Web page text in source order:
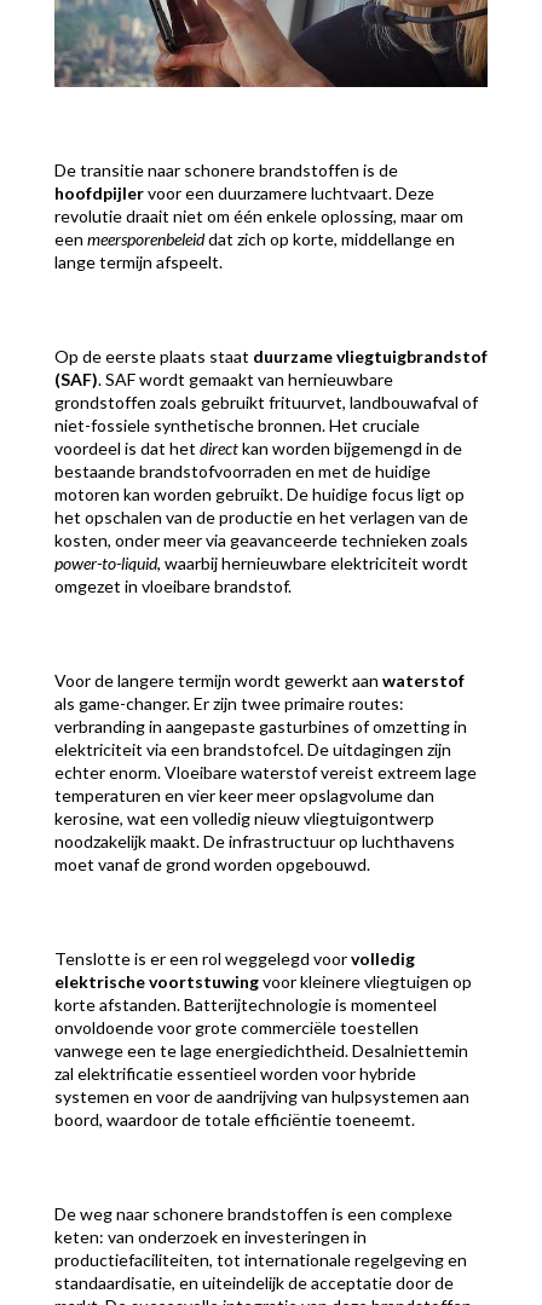
De transitie naar schonere brandstoffen is de
hoofdpijlervoor een duurzamere luchtvaart. Deze
revolutie draait niet om één enkele oplossing, maar om
een meersporenbeleiddat zich op korte, middellange en
lange termijn afspeelt.
Op de eerste plaats staat duurzame vliegtuigbrandstof
(SAF). SAF wordt gemaakt van hernieuwbare
grondstoffen zoals gebruikt frituurvet, landbouwafval of
niet-fossiele synthetische bronnen. Het cruciale
voordeel is dat het directkan worden bijgemengd in de
bestaande brandstofvoorraden en met de huidige
motoren kan worden gebruikt. De huidige focus ligt op
het opschalen van de productie en het verlagen van de
kosten, onder meer via geavanceerde technieken zoals
power-to-liquid, waarbij hernieuwbare elektriciteit wordt
omgezet in vloeibare brandstof.
Voor de langere termijn wordt gewerkt aan waterstof
als game-changer. Er zijn twee primaire routes:
verbranding in aangepaste gasturbines of omzetting in
elektriciteit via een brandstofcel. De uitdagingen zijn
echter enorm. Vloeibare waterstof vereist extreem lage
temperaturen en vier keer meer opslagvolume dan
kerosine, wat een volledig nieuw vliegtuigontwerp
noodzakelijk maakt. De infrastructuur op luchthavens
moet vanaf de grond worden opgebouwd.
Tenslotte is er een rol weggelegd voorvolledig
elektrische voortstuwingvoor kleinere vliegtuigen op
korte afstanden. Batterijtechnologie is momenteel
onvoldoende voor grote commerciële toestellen
vanwege een te lage energiedichtheid. Desalniettemin
zal elektrificatie essentieel worden voor hybride
systemen en voor de aandrijving van hulpsystemen aan
boord, waardoor de totale efficiëntie toeneemt.
De weg naar schonere brandstoffen is een complexe
keten: van onderzoek en investeringen in
productiefaciliteiten, tot internationale regelgeving en
standaardisatie, en uiteindelijk de acceptatie door de